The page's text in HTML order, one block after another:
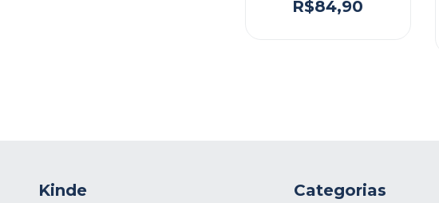
R$84,90
Kinde Categorias